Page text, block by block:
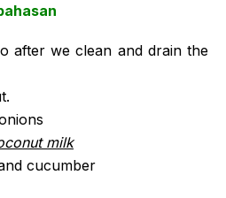
after we clean and drain the
milk
cucumber